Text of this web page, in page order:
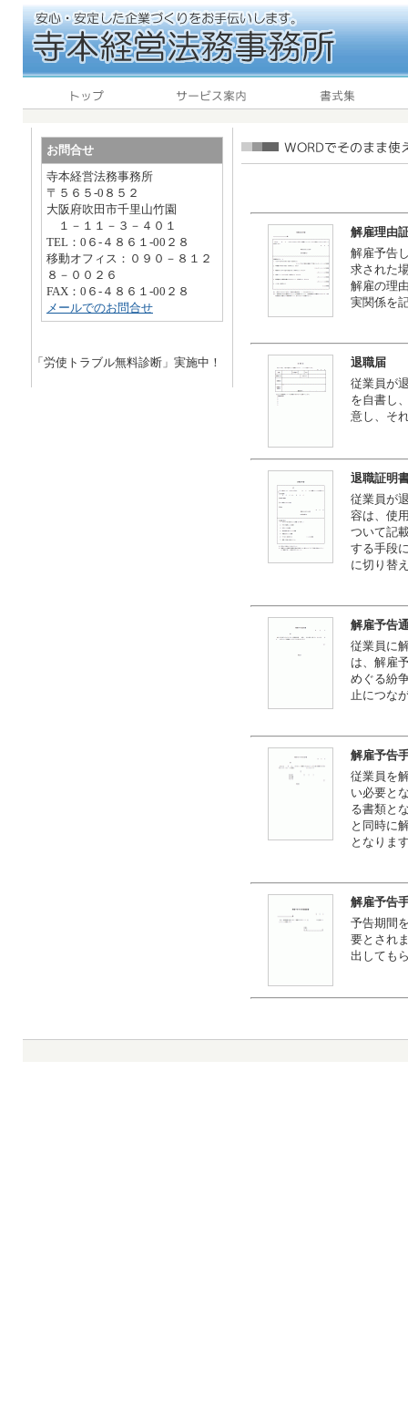
解雇理由
解雇予告
求された
解雇の理
実関係を
退職届
従業員が
を自書し
意し、そ
退職証明
従業員が
容は、使
ついて記
する手段
に切り替
解雇予告
従業員に
は、解雇
めぐる紛
止につな
解雇予告
従業員を
い必要と
る書類と
と同時に
となりま
解雇予告
予告期間
要とされ
出しても
お問合せ
寺本経営法務事務所
〒５６５-0８５２
大阪府吹田市千里山竹園
１－１１－３－４０１
TEL：0６-４８６１-00２８
移動オフィス：０９０－８１２
８－００２６
FAX：0６-４８６１-00２８
メールでのお問合せ
「労使トラブル無料診断」実施中！